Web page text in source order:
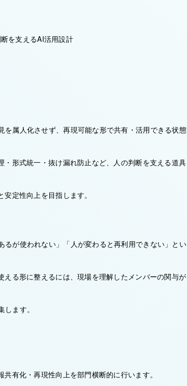
を支えるAI活用設計
属人化させず、再現可能な形で共有・活用できる状態
形式統一・抜け漏れ防止など、人の判断を支える道具
定性向上を目指します。
が使われない」「人が変わると再利用できない」とい
る形に整えるには、現場を理解したメンバーの関与が
ます。
有化・再現性向上を部門横断的に行います。